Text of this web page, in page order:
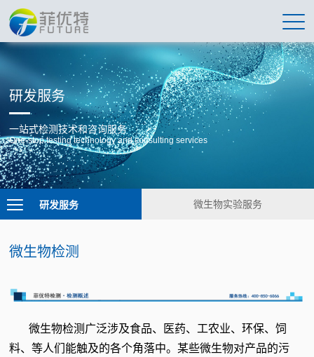
研发服务
一站式检测技术和咨询服务
One-stop testing technology and consulting services
研发服务 微生物实验服务
微生物检测
微生物检测广泛涉及食品、医药、工农业、环保、饲
料、等人们能触及的各个角落中。某些微生物对产品的污